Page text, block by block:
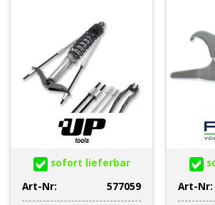
sofort lieferbar
Art-Nr:
577059
Art-Nr: